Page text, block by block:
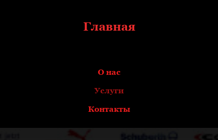
Главная
О нас
Услуги
Контакты